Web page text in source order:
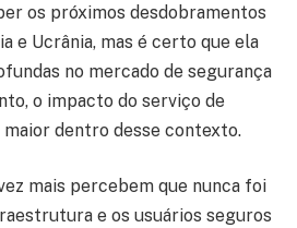
os próximos desdobramentos
e Ucrânia, mas é certo que ela
no mercado de segurança
o impacto do serviço de
maior dentro desse contexto.
mais percebem que nunca foi
e os usuários seguros